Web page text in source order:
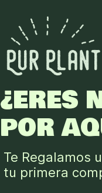
¿ERES
POR
Te Regalamos
tu primera